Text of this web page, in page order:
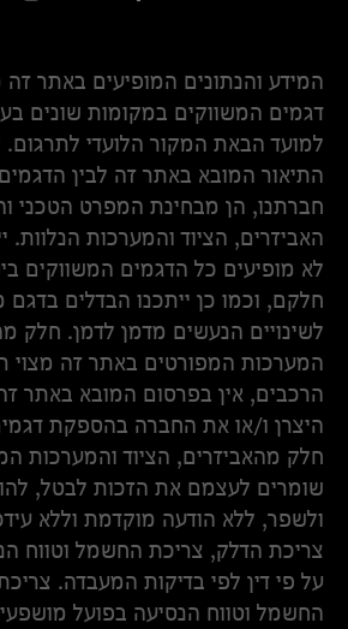
המידע והנתונים המופיעים באתר זה
דגמים המשווקים במקומות שונים
למועד הבאת המקור הלועדי לתרגום.
התיאור המובא באתר זה לבין
חברתנו, הן מבחינת המפרט הטכני
האביזרים, הציוד והמערכות הנלוות.
לא מופיעים כל הדגמים המשווקים
חלקם, וכמו כן ייתכנו הבדלים
לשינויים הנעשים מדמן לדמן. חלק
המערכות המפורטים באתר זה מצוי
הרכבים, אין בפרסום המובא באתר
היצרן ו/או את החברה בהספקת
חלק מהאביזרים, הציוד והמערכות
שומרים לעצמם את הזכות לבטל,
ולשפר, ללא הודעה מוקדמת וללא
צריכת הדלק, צריכת החשמל וטווח
על פי דין לפי בדיקות המעבדה.
החשמל וטווח הנסיעה בפועל